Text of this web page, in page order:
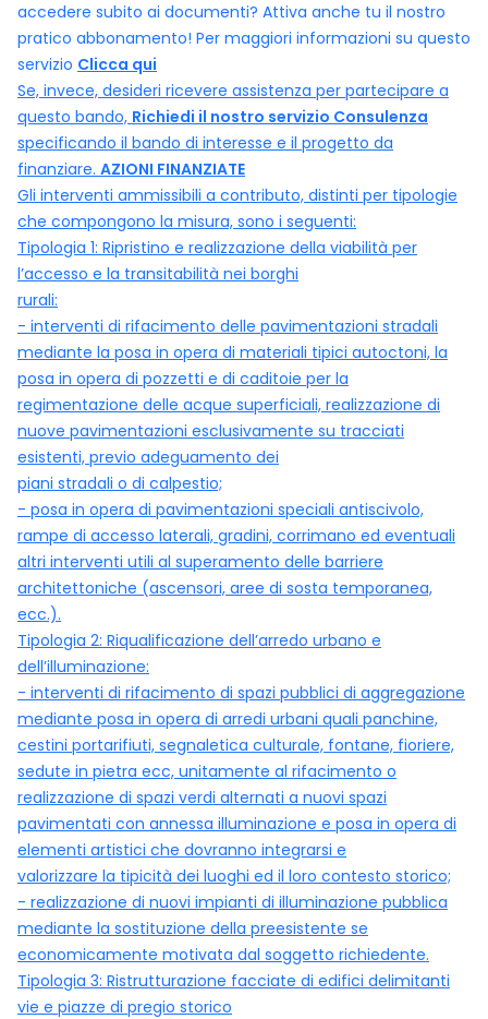
accedere subito ai documenti? Attiva anche tu il nostro
pratico abbonamento! Per maggiori informazioni su questo
servizio Clicca qui
Se, invece, desideri ricevere assistenza per partecipare a
questo bando, Richiedi il nostro servizio Consulenza
specificando il bando di interesse e il progetto da
finanziare. AZIONI FINANZIATE
Gli interventi ammissibili a contributo, distinti per tipologie
che compongono la misura, sono i seguenti:
Tipologia 1: Ripristino e realizzazione della viabilità per
l’accesso e la transitabilità nei borghi
rurali:
- interventi di rifacimento delle pavimentazioni stradali
mediante la posa in opera di materiali tipici autoctoni, la
posa in opera di pozzetti e di caditoie per la
regimentazione delle acque superficiali, realizzazione di
nuove pavimentazioni esclusivamente su tracciati
esistenti, previo adeguamento dei
piani stradali o di calpestio;
- posa in opera di pavimentazioni speciali antiscivolo,
rampe di accesso laterali, gradini, corrimano ed eventuali
altri interventi utili al superamento delle barriere
architettoniche (ascensori, aree di sosta temporanea,
ecc.).
Tipologia 2: Riqualificazione dell’arredo urbano e
dell’illuminazione:
- interventi di rifacimento di spazi pubblici di aggregazione
mediante posa in opera di arredi urbani quali panchine,
cestini portarifiuti, segnaletica culturale, fontane, fioriere,
sedute in pietra ecc, unitamente al rifacimento o
realizzazione di spazi verdi alternati a nuovi spazi
pavimentati con annessa illuminazione e posa in opera di
elementi artistici che dovranno integrarsi e
valorizzare la tipicità dei luoghi ed il loro contesto storico;
- realizzazione di nuovi impianti di illuminazione pubblica
mediante la sostituzione della preesistente se
economicamente motivata dal soggetto richiedente.
Tipologia 3: Ristrutturazione facciate di edifici delimitanti
vie e piazze di pregio storico